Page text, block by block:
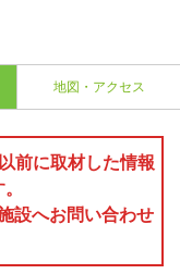
地図・アクセス
前に取材した情報
設へお問い合わせ